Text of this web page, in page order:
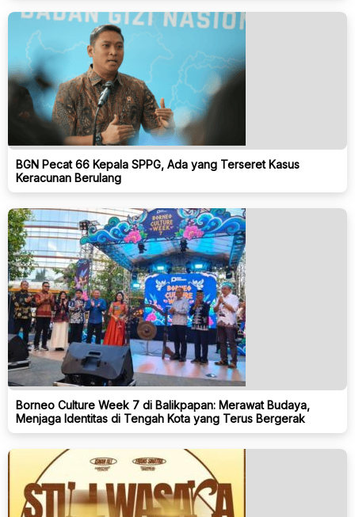
BGN Pecat 66 Kepala SPPG, Ada yang Terseret Kasus
Keracunan Berulang
Borneo Culture Week 7 di Balikpapan: Merawat Budaya,
Menjaga Identitas di Tengah Kota yang Terus Bergerak